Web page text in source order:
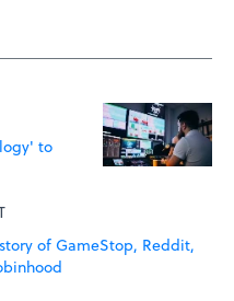
to
of GameStop, Reddit,